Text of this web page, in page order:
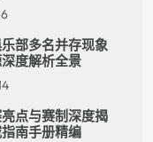
部多名并存现象
度解析全景
点与赛制深度揭
南手册精编